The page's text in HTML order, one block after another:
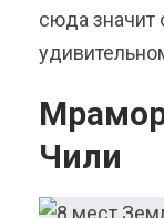
сюда значит
Чили